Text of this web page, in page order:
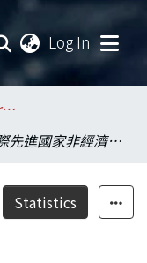
Log In
.National Taiwan University / 國立臺灣大學
研析國際先進國家非經濟動物用藥簡化檢驗登記之法規現況
Statistics